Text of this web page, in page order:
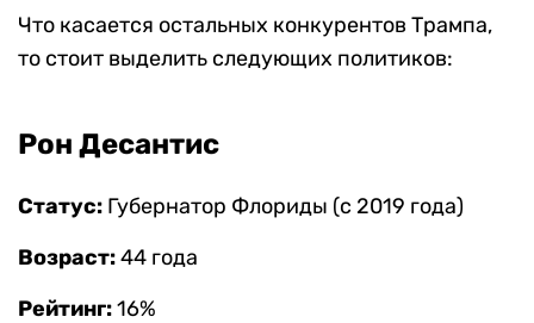
Что касается остальных конкурентов Трампа,
то стоит выделить следующих политиков:
Рон Десантис
Статус: Губернатор Флориды (с 2019 года)
Возраст:44 года
Рейтинг:16%